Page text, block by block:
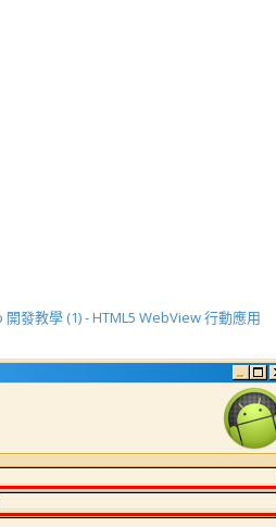
發教學 (1) - HTML5 WebView 行動應用